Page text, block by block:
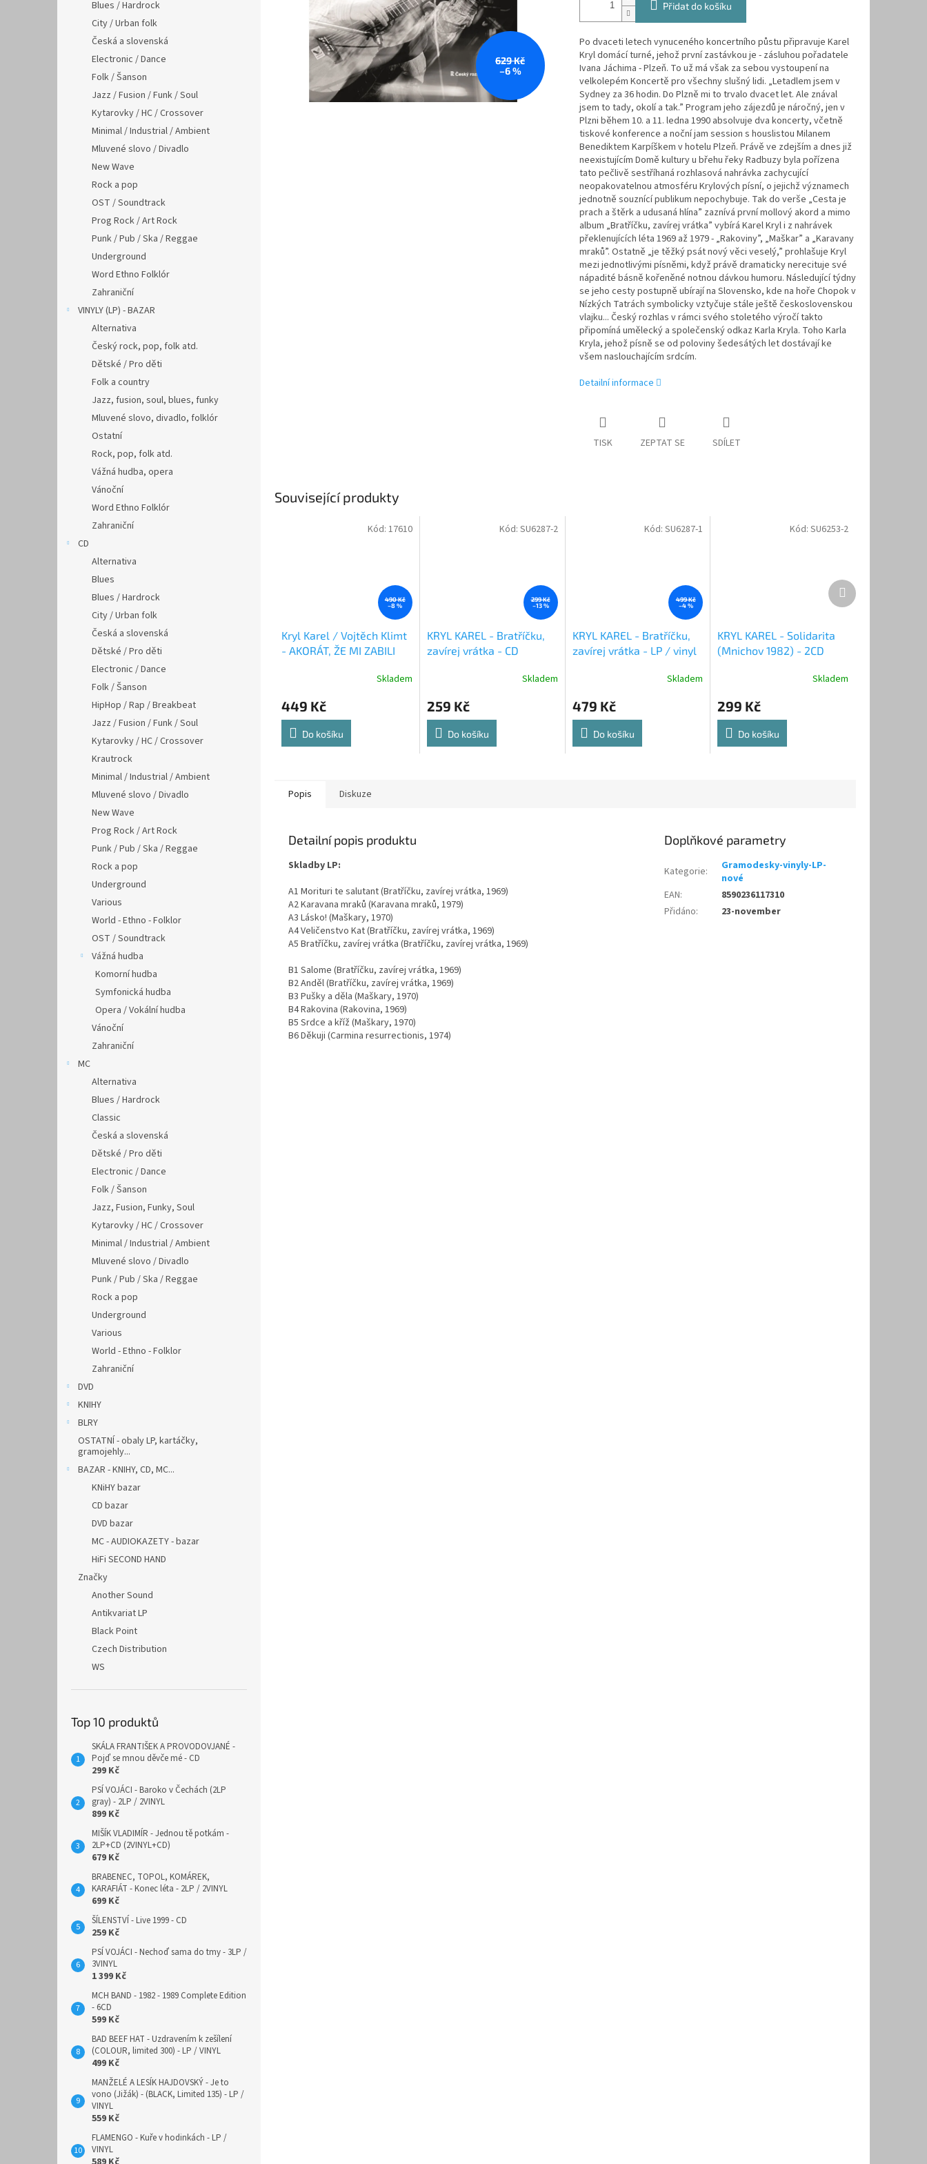
Blues / Hardrock
City / Urban folk
Česká a slovenská
Electronic / Dance
Folk / Šanson
Jazz / Fusion / Funk / Soul
Kytarovky / HC / Crossover
Minimal / Industrial / Ambient
Mluvené slovo / Divadlo
New Wave
Rock a pop
OST / Soundtrack
Prog Rock / Art Rock
Punk / Pub / Ska / Reggae
Underground
Word Ethno Folklór
Zahraniční
VINYLY (LP) - BAZAR
Alternativa
Český rock, pop, folk atd.
Dětské / Pro děti
Folk a country
Jazz, fusion, soul, blues, funky
Mluvené slovo, divadlo, folklór
Ostatní
Rock, pop, folk atd.
Vážná hudba, opera
Vánoční
Word Ethno Folklór
Zahraniční
CD
Alternativa
Blues
Blues / Hardrock
City / Urban folk
Česká a slovenská
Dětské / Pro děti
Electronic / Dance
Folk / Šanson
HipHop / Rap / Breakbeat
Jazz / Fusion / Funk / Soul
Kytarovky / HC / Crossover
Krautrock
Minimal / Industrial / Ambient
Mluvené slovo / Divadlo
New Wave
Prog Rock / Art Rock
Punk / Pub / Ska / Reggae
Rock a pop
Underground
Various
World - Ethno - Folklor
OST / Soundtrack
Vážná hudba
Komorní hudba
Symfonická hudba
Opera / Vokální hudba
Vánoční
Zahraniční
MC
Alternativa
Blues / Hardrock
Classic
Česká a slovenská
Dětské / Pro děti
Electronic / Dance
Folk / Šanson
Jazz, Fusion, Funky, Soul
Kytarovky / HC / Crossover
Minimal / Industrial / Ambient
Mluvené slovo / Divadlo
Punk / Pub / Ska / Reggae
Rock a pop
Underground
Various
World - Ethno - Folklor
Zahraniční
DVD
KNIHY
BLRY
OSTATNÍ - obaly LP, kartáčky,
gramojehly...
BAZAR - KNIHY, CD, MC...
KNiHY bazar
CD bazar
DVD bazar
MC - AUDIOKAZETY - bazar
HiFi SECOND HAND
Značky
Another Sound
Antikvariat LP
Black Point
Czech Distribution
WS
Top 10 produktů
SKÁLA FRANTIŠEK A PROVODOVJANÉ -
Pojď se mnou děvče mé - CD
299 Kč
PSÍ VOJÁCI - Baroko v Čechách (2LP
gray) - 2LP / 2VINYL
899 Kč
MIŠÍK VLADIMÍR - Jednou tě potkám -
2LP+CD (2VINYL+CD)
679 Kč
BRABENEC, TOPOL, KOMÁREK,
KARAFIÁT - Konec léta - 2LP / 2VINYL
699 Kč
ŠÍLENSTVÍ - Live 1999 - CD
259 Kč
PSÍ VOJÁCI - Nechoď sama do tmy - 3LP /
3VINYL
1 399 Kč
MCH BAND - 1982 - 1989 Complete Edition
- 6CD
599 Kč
BAD BEEF HAT - Uzdravením k zešílení
(COLOUR, limited 300) - LP / VINYL
499 Kč
MANŽELÉ A LESÍK HAJDOVSKÝ - Je to
vono (Jižák) - (BLACK, Limited 135) - LP /
VINYL
559 Kč
FLAMENGO - Kuře v hodinkách - LP /
VINYL
629 Kč
–6 %
Přidat do košíku
Po dvaceti letech vynuceného koncertního půstu připravuje Karel
Kryl domácí turné, jehož první zastávkou je - zásluhou pořadatele
Ivana Jáchima - Plzeň. To už má však za sebou vystoupení na
velkolepém Koncertě pro všechny slušný lidi. „Letadlem jsem v
Sydney za 36 hodin. Do Plzně mi to trvalo dvacet let. Ale znával
jsem to tady, okolí a tak.” Program jeho zájezdů je náročný, jen v
Plzni během 10. a 11. ledna 1990 absolvuje dva koncerty, včetně
tiskové konference a noční jam session s houslistou Milanem
Benediktem Karpíškem v hotelu Plzeň. Právě ve zdejším a dnes již
neexistujícím Domě kultury u břehu řeky Radbuzy byla pořízena
tato pečlivě sestříhaná rozhlasová nahrávka zachycující
neopakovatelnou atmosféru Krylových písní, o jejichž významech
jednotně souznící publikum nepochybuje. Tak do verše „Cesta je
prach a štěrk a udusaná hlína” zaznívá první mollový akord a mimo
album „Bratříčku, zavírej vrátka” vybírá Karel Kryl i z nahrávek
překlenujících léta 1969 až 1979 - „Rakoviny”, „Maškar” a „Karavany
mraků”. Ostatně „je těžký psát nový věci veselý,” prohlašuje Kryl
mezi jednotlivými písněmi, když právě dramaticky nerecituje své
nápadité básně kořeněné notnou dávkou humoru. Následující týdny
se jeho cesty postupně ubírají na Slovensko, kde na hoře Chopok v
Nízkých Tatrách symbolicky vztyčuje stále ještě československou
vlajku... Český rozhlas v rámci svého stoletého výročí takto
připomíná umělecký a společenský odkaz Karla Kryla. Toho Karla
Kryla, jehož písně se od poloviny šedesátých let dostávají ke
všem naslouchajícím srdcím.
Detailní informace
TISK ZEPTAT SE SDÍLET
Související produkty
490 Kč
–8 %
Kryl Karel / Vojtěch Klimt
- AKORÁT, ŽE MI ZABILI
Skladem
449 Kč
Do košíku
Kód: 17610
299 Kč
–13 %
KRYL KAREL - Bratříčku,
zavírej vrátka - CD
Skladem
259 Kč
Do košíku
Kód: SU6287-2
499 Kč
–4 %
KRYL KAREL - Bratříčku,
zavírej vrátka - LP / vinyl
Skladem
479 Kč
Do košíku
Kód:SU6287-1
KRYL KAREL - Solidarita
(Mnichov 1982) - 2CD
Skladem
299 Kč
Do košíku
Kód: SU6253-2
Další
produkt
Popis Diskuze
Detailní popis produktu
Skladby LP:
A1 Morituri te salutant (Bratříčku, zavírej vrátka, 1969)
A2 Karavana mraků (Karavana mraků, 1979)
A3 Lásko! (Maškary, 1970)
A4 Veličenstvo Kat (Bratříčku, zavírej vrátka, 1969)
A5 Bratříčku, zavírej vrátka (Bratříčku, zavírej vrátka, 1969)
B1 Salome (Bratříčku, zavírej vrátka, 1969)
B2 Anděl (Bratříčku, zavírej vrátka, 1969)
B3 Pušky a děla (Maškary, 1970)
B4 Rakovina (Rakovina, 1969)
B5 Srdce a kříž (Maškary, 1970)
B6 Děkuji (Carmina resurrectionis, 1974)
Doplňkové parametry
Kategorie:
Gramodesky-vinyly-LP-
nové
EAN:
8590236117310
Přidáno: 23-november